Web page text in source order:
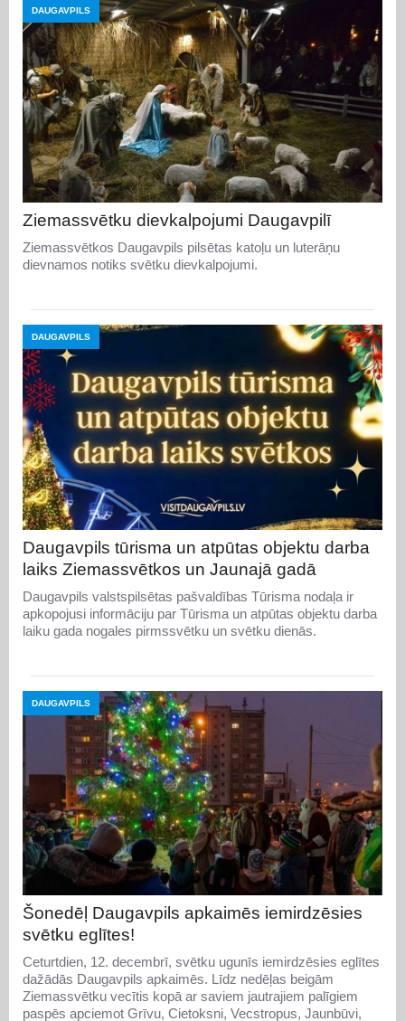
DAUGAVPILS
Ziemassvētku dievkalpojumi Daugavpilī
Ziemassvētkos Daugavpils pilsētas katoļu un luterāņu
dievnamos notiks svētku dievkalpojumi.
DAUGAVPILS
Daugavpils tūrisma un atpūtas objektu darba
laiks Ziemassvētkos un Jaunajā gadā
Daugavpils valstspilsētas pašvaldības Tūrisma nodaļa ir
apkopojusi informāciju par Tūrisma un atpūtas objektu darba
laiku gada nogales pirmssvētku un svētku dienās.
DAUGAVPILS
Šonedēļ Daugavpils apkaimēs iemirdzēsies
svētku eglītes!
Ceturtdien, 12. decembrī, svētku ugunīs iemirdzēsies eglītes
dažādās Daugavpils apkaimēs. Līdz nedēļas beigām
Ziemassvētku vecītis kopā ar saviem jautrajiem palīgiem
paspēs apciemot Grīvu, Cietoksni, Vecstropus, Jaunbūvi,